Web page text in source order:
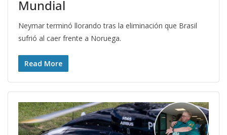
Mundial
Neymar terminó llorando tras la eliminación que Brasil
sufrió al caer frente a Noruega.
Read More